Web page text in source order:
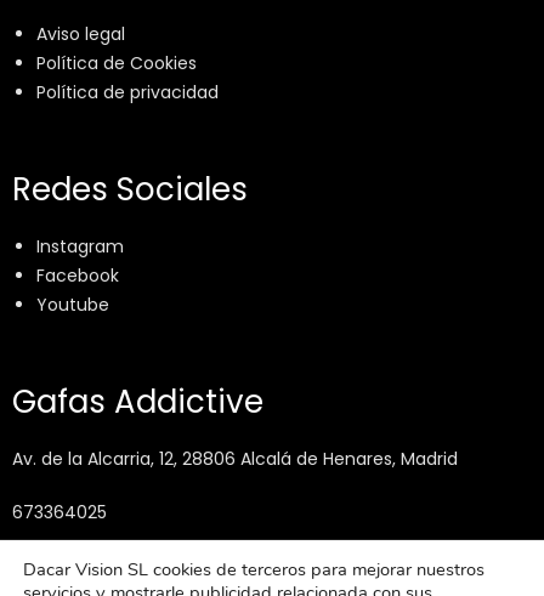
Aviso legal
Política de Cookies
Política de privacidad
Redes Sociales
Instagram
Facebook
Youtube
Gafas Addictive
Av. de la Alcarria, 12, 28806 Alcalá de Henares, Madrid
673364025
info@gafasaddictive.com
Dacar Vision SL cookies de terceros para mejorar nuestros